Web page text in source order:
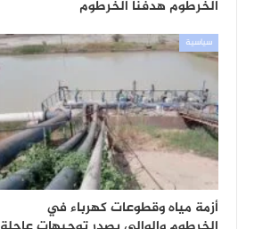
الخرطوم هدفنا الخرطوم
سياسية
أزمة مياه وقطوعات كهرباء في